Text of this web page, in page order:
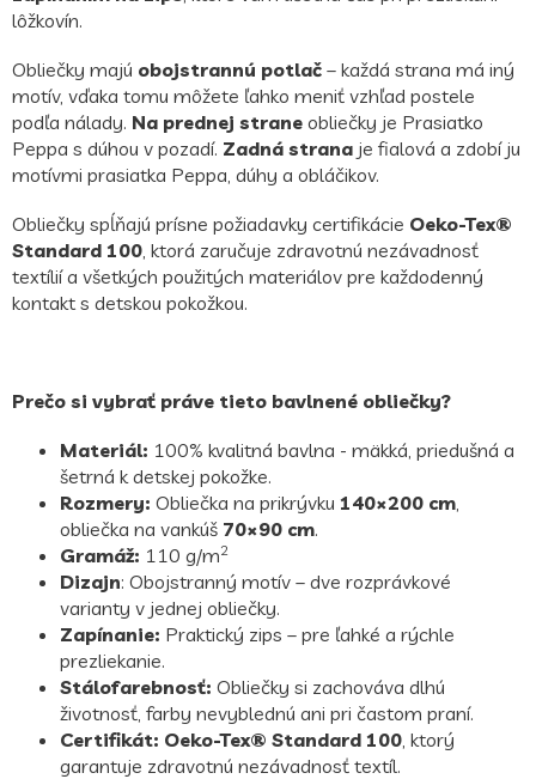
lôžkovín.
Obliečky majú obojstrannú potlač – každá strana má iný
motív, vďaka tomu môžete ľahko meniť vzhľad postele
podľa nálady. Na prednej strane obliečky je Prasiatko
Peppa s dúhou v pozadí. Zadná strana je fialová a zdobí ju
motívmi prasiatka Peppa, dúhy a obláčikov.
Obliečky spĺňajú prísne požiadavky certifikácie Oeko-Tex®
Standard 100 , ktorá zaručuje zdravotnú nezávadnosť
textílií a všetkých použitých materiálov pre každodenný
kontakt s detskou pokožkou.
Prečo si vybrať práve tieto bavlnené obliečky?
Materiál: 100% kvalitná bavlna - mäkká, priedušná a
šetrná k detskej pokožke.
Rozmery: Obliečka na prikrývku 140×200 cm
obliečka na vankúš 70×90 cm.
Gramáž: 110 g/m2
Dizajn: Obojstranný motív – dve rozprávkové
varianty v jednej obliečky.
Zapínanie: Praktický zips – pre ľahké a rýchle
prezliekanie.
Stálofarebnosť: Obliečky si zachováva dlhú
životnosť, farby nevyblednú ani pri častom praní.
Certifikát: Oeko-Tex® Standard 100 , ktorý
garantuje zdravotnú nezávadnosť textíl.